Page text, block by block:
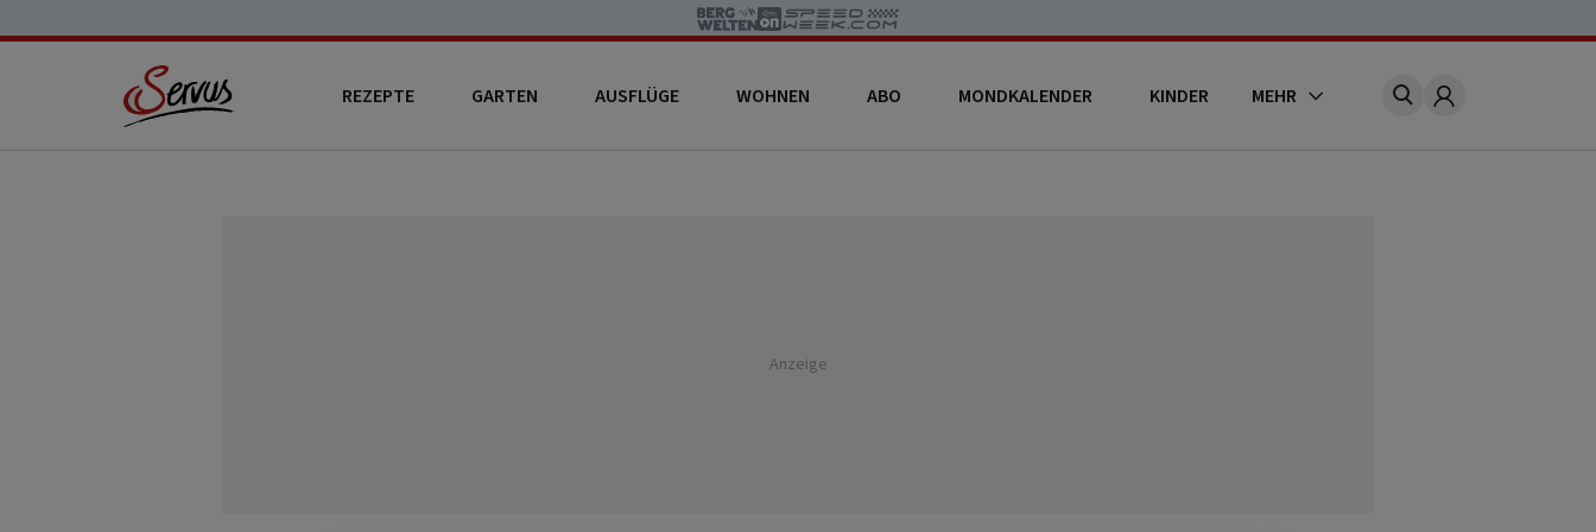
REZEPTE GARTEN AUSFLÜGE WOHNEN ABO MONDKALENDER KINDER MEHR Account
Anzeige